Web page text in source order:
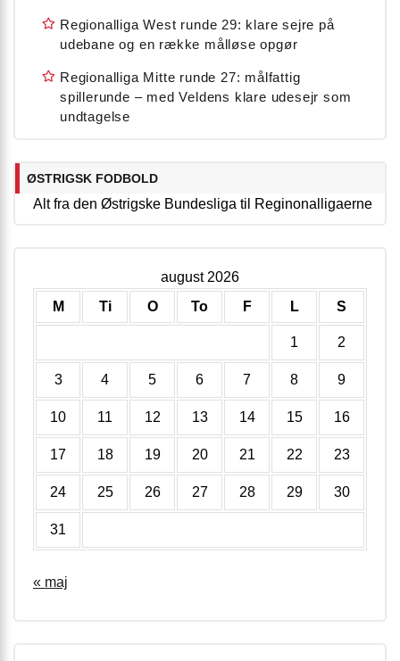
Regionalliga West runde 29: klare sejre på
udebane og en række målløse opgør
Regionalliga Mitte runde 27: målfattig
spillerunde – med Veldens klare udesejr som
undtagelse
ØSTRIGSK FODBOLD
Alt fra den Østrigske Bundesliga til Reginonalligaerne
august 2026
M
Ti O To F L S
1 2
3 4 5 6 7 8 9
10 11 12 13 14 15 16
17 18 19 20 21 22 23
24 25 26 27 28 29 30
31
« maj